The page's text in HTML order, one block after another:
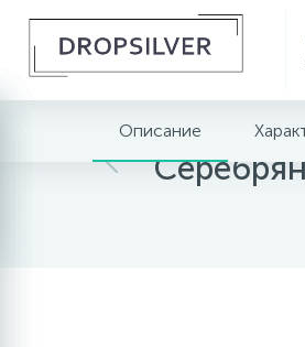
Главная
Описание